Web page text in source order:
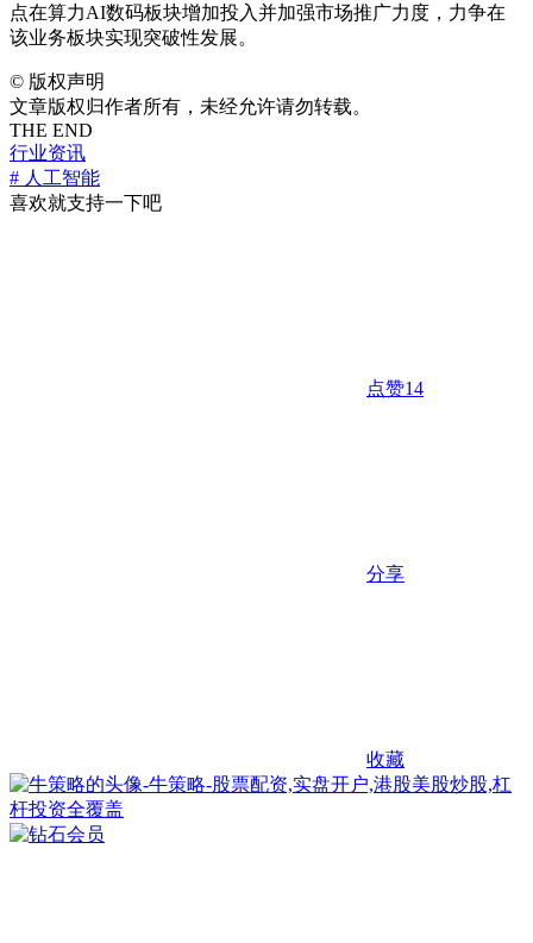
点在算力AI数码板块增加投入并加强市场推广力度，力争在
该业务板块实现突破性发展。
© 版权声明
文章版权归作者所有，未经允许请勿转载。
THE END
行业资讯
# 人工智能
喜欢就支持一下吧
点赞14
分享
收藏